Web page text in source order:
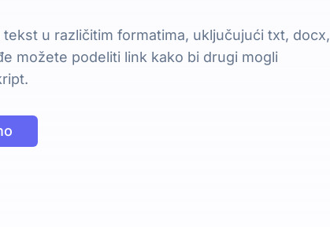
u različitim formatima, uključujući txt, docx,
možete podeliti link kako bi drugi mogli